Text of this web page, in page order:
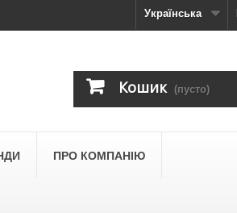
Українська
Кошик (пусто)
ПРО КОМПАНІЮ